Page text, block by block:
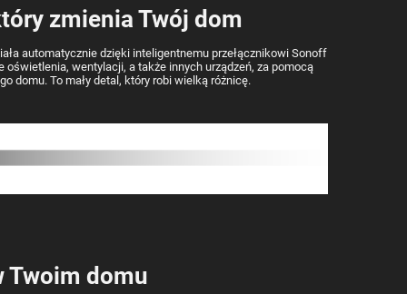
zmienia Twój dom
automatycznie dzięki inteligentnemu przełącznikowi Sonoff
wentylacji, a także innych urządzeń, za pomocą
domu. To mały detal, który robi wielką różnicę.
Twoim domu